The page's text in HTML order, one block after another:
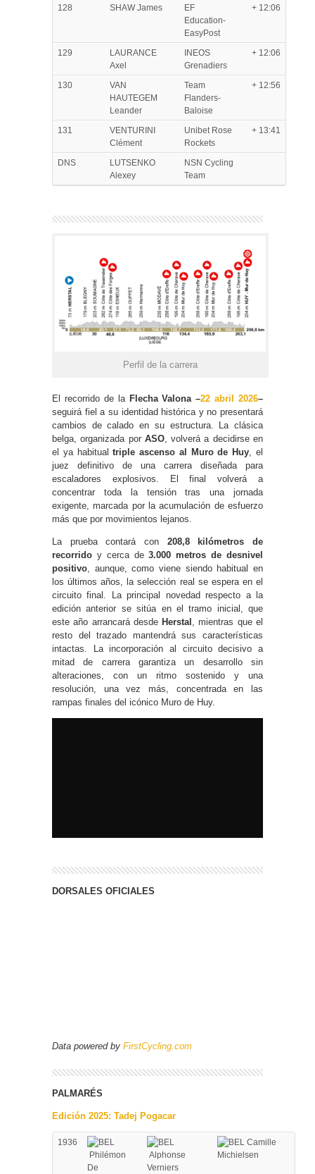
128 SHAW James
EF
Education-
EasyPost
+ 12:06
129
LAURANCE
Axel
INEOS
Grenadiers
+ 12:06
130
VAN
HAUTEGEM
Leander
Team
Flanders-
Baloise
+ 12:56
131
VENTURINI
Clément
Unibet Rose
Rockets
+ 13:41
DNS
LUTSENKO
Alexey
NSN Cycling
Team
Perfil de la carrera
El recorrido de la Flecha Valona–22 abril 2026–
seguirá fiel a su identidad histórica y no presentará
cambios de calado en su estructura. La clásica
belga, organizada por ASO, volverá a decidirse en
el ya habitualtriple ascenso al Muro de Huy, el
juez definitivo de una carrera diseñada para
escaladores explosivos. El final volverá a
concentrar toda la tensión tras una jornada
exigente, marcada por la acumulación de esfuerzo
más que por movimientos lejanos.
La prueba contará con 208,8 kilómetros de
recorrido y cerca de3.000 metros de desnivel
positivo, aunque, como viene siendo habitual en
los últimos años, la selección real se espera en el
circuito final. La principal novedad respecto a la
edición anterior se sitúa en el tramo inicial, que
este año arrancará desde Herstal , mientras que el
resto del trazado mantendrá sus características
intactas. La incorporación al circuito decisivo a
mitad de carrera garantiza un desarrollo sin
alteraciones, con un ritmo sostenido y una
resolución, una vez más, concentrada en las
rampas finales del icónico Muro de Huy.
DORSALES OFICIALES
Data powered by FirstCycling.com
PALMARÉS
Edición 2025: Tadej Pogacar
1936
Philémon
De
Alphonse
Verniers
Camille
Michielsen